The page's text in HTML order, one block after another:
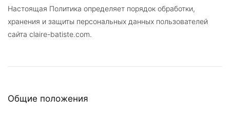
Настоящая Политика определяет порядок обработки,
хранения и защиты персональных данных пользователей
сайта claire-batiste.com.
Общие положения